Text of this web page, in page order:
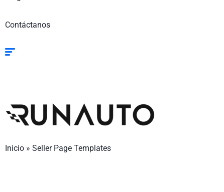
Contáctanos
Inicio » Seller Page Templates